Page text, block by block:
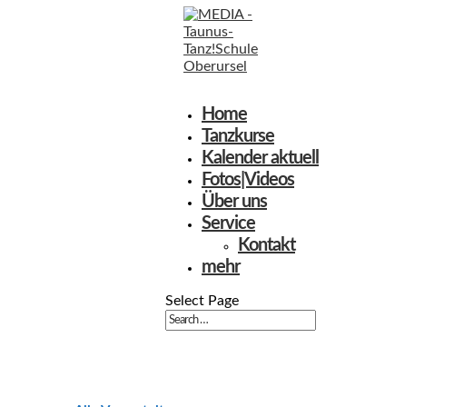
Home
Tanzkurse
Kalender aktuell
Fotos|Videos
Über uns
Service
Kontakt
mehr
Select Page